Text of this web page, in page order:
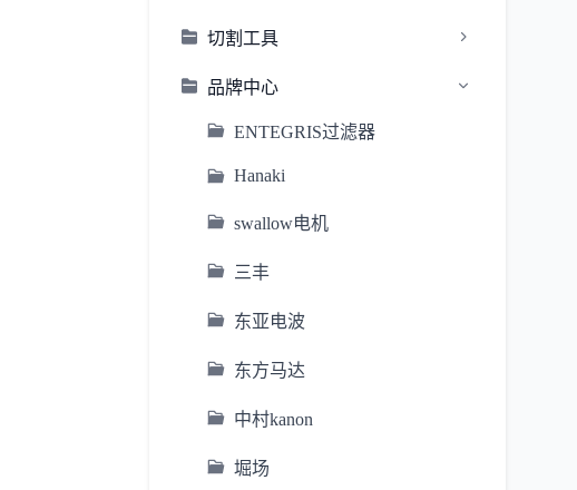
切割工具
品牌中心
ENTEGRIS过滤器
Hanaki
swallow电机
三丰
东亚电波
东方马达
中村kanon
堀场